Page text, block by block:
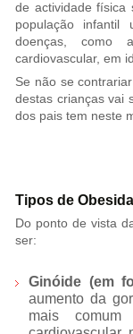
de actividade física
população infantil
doenças,
cardiovascular, em
Se não se
destas crianças vai
dos pais tem neste
Tipos de
Do ponto de vista
ser:
Ginóide (em
aumento da
mais